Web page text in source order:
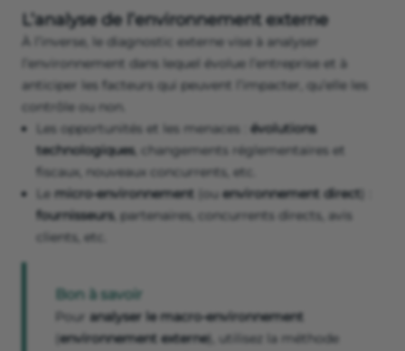
L’analyse de l’environnement externe
À l’inverse, le diagnostic externe vise à analyser
l’environnement dans lequel évolue l’entreprise et à
anticiper les facteurs qui peuvent l’impacter, qu’elle les
contrôle ou non.
Les opportunités et les menaces : évolutions
technologiques, changements réglementaires et
fiscaux, nouveaux concurrents, etc.
Le micro-environnement (ou environnement direct
fournisseurs, partenaires, concurrents directs, avis
clients, etc.
Bon à savoir
Pour analyser le macro-environnement
(environnement externe), utilisez la méthode